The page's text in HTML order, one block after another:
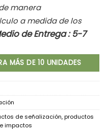
manera
a medida de los
de Entrega : 5-7
MÁS DE 10 UNIDADES
de señalización,productos
impactos